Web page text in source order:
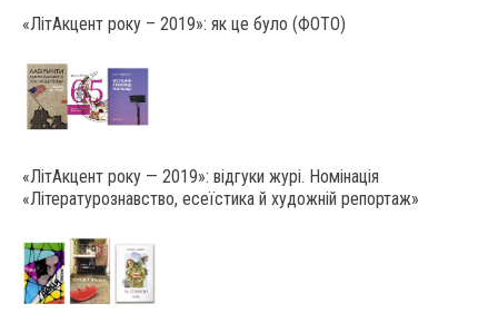
«ЛітАкцент року – 2019»: як це було (ФОТО)
«ЛітАкцент року — 2019»: відгуки журі. Номінація
«Літературознавство, есеїстика й художній репортаж»